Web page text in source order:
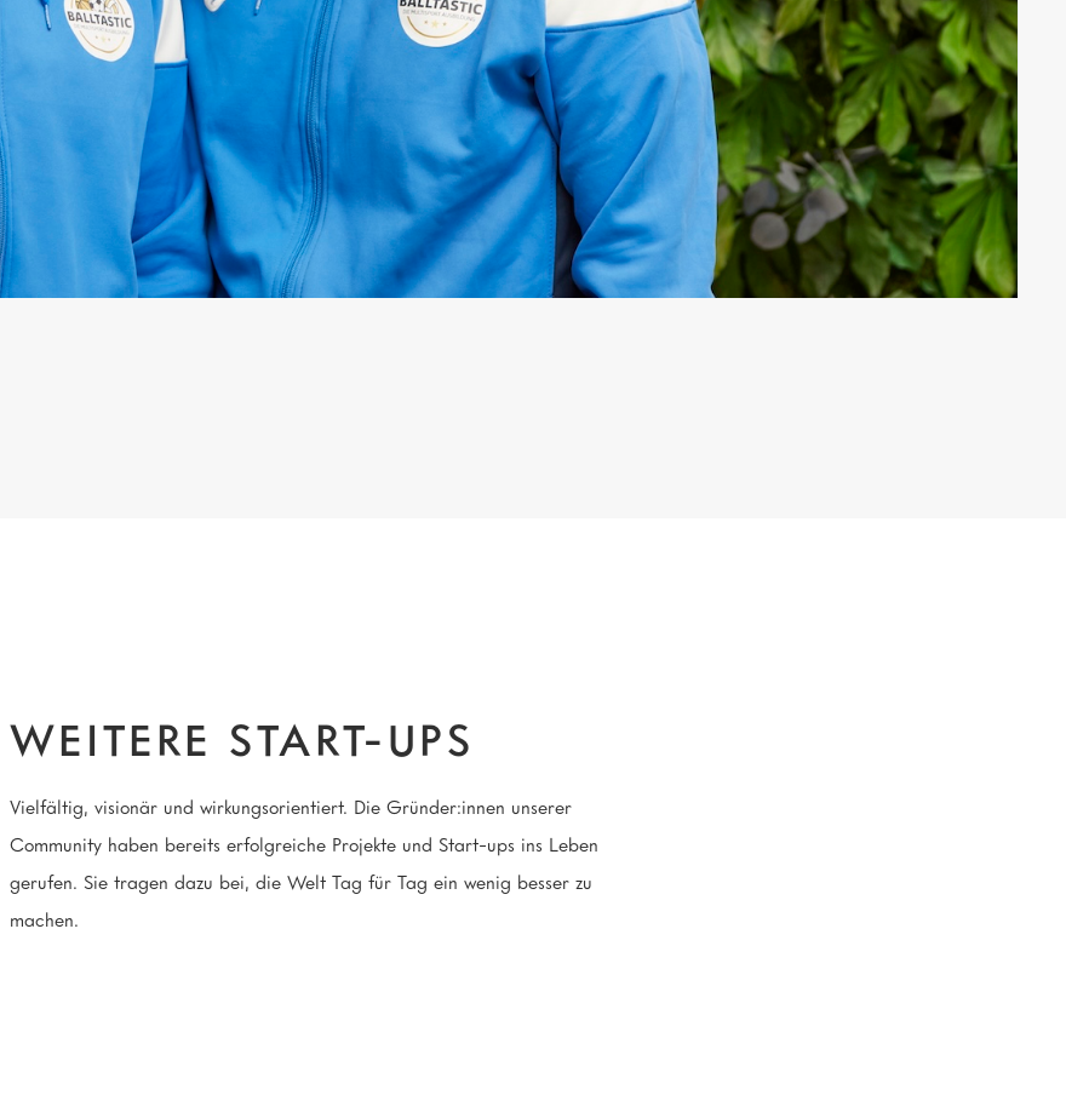
SOCIALS
WEBSITE
Zur Website
WEITERE START-UPS
Vielfältig, visionär und wirkungsorientiert. Die Gründer:innen unserer
Community haben bereits erfolgreiche Projekte und Start-ups ins Leben
gerufen. Sie tragen dazu bei, die Welt Tag für Tag ein wenig besser zu
machen.